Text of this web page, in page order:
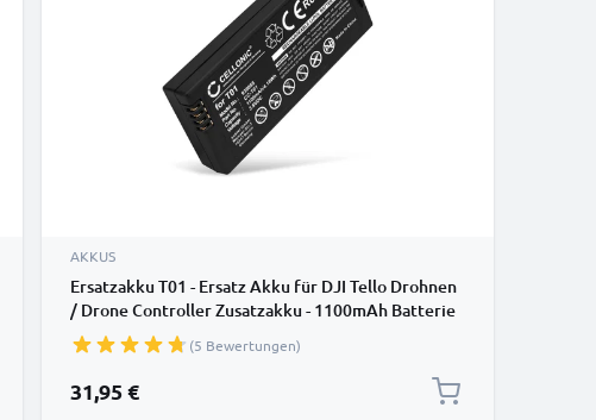
AKKUS
Ersatzakku T01 - Ersatz Akku für DJI Tello Drohnen
/ Drone Controller Zusatzakku - 1100mAh Batterie
(5 Bewertungen)
31,95 €